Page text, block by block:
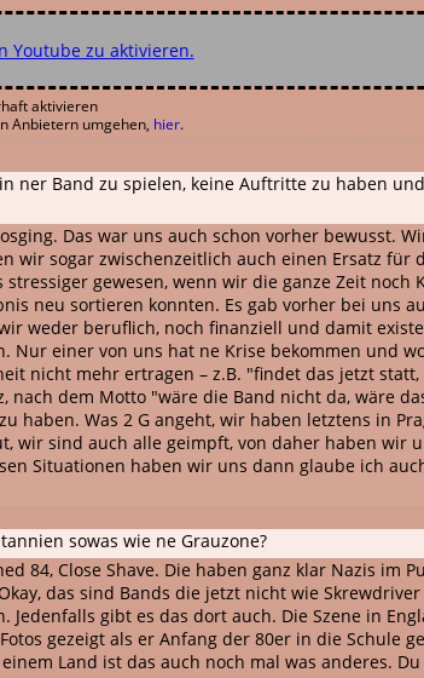
Youtube zu aktivieren.
aktivieren
Anbietern umgehen, hier.
ner Band zu spielen, keine Auftritte zu haben
Das war uns auch schon vorher bewusst.
sogar zwischenzeitlich auch einen Ersatz für
gewesen, wenn wir die ganze Zeit noch
neu sortieren konnten. Es gab vorher bei uns
weder beruflich, noch finanziell und damit
einer von uns hat ne Krise bekommen und
nicht mehr ertragen – z.B. "findet das jetzt
dem Motto "wäre die Band nicht da, wäre
Was 2 G angeht, wir haben letztens in
wir sind auch alle geimpft, von daher haben wir
Situationen haben wir uns dann glaube ich
sowas wie ne Grauzone?
84, Close Shave. Die haben ganz klar Nazis im
das sind Bands die jetzt nicht wie
gibt es das dort auch. Die Szene in
gezeigt als er Anfang der 80er in die Schule
Land ist das auch noch mal was anderes.